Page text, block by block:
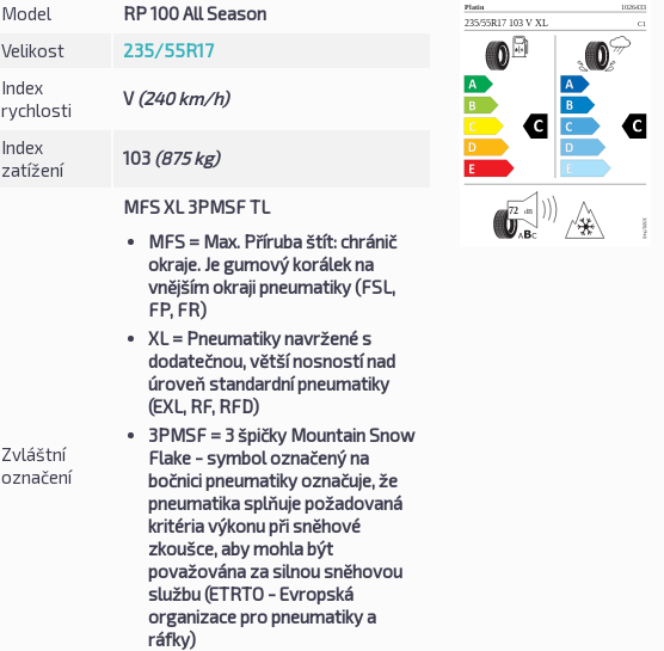
Model
RP 100 All Season
Velikost
235/55R17
Index
rychlosti
V(240 km/h)
Index
zatížení
103 (875 kg)
Zvláštní
označení
MFS XL 3PMSF TL
MFS= Max. Příruba štít: chránič
okraje. Je gumový korálek na
vnějším okraji pneumatiky (FSL,
FP, FR)
XL= Pneumatiky navržené s
dodatečnou, větší nosností nad
úroveň standardní pneumatiky
(EXL, RF, RFD)
3PMSF= 3 špičky Mountain Snow
Flake - symbol označený na
bočnici pneumatiky označuje, že
pneumatika splňuje požadovaná
kritéria výkonu při sněhové
zkoušce, aby mohla být
považována za silnou sněhovou
službu (ETRTO - Evropská
organizace pro pneumatiky a
ráfky)